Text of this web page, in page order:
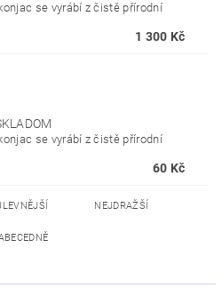
se vyrábí z čistě přírodní
1 300 Kč
se vyrábí z čistě přírodní
60 Kč
NEJDRAŽŠÍ